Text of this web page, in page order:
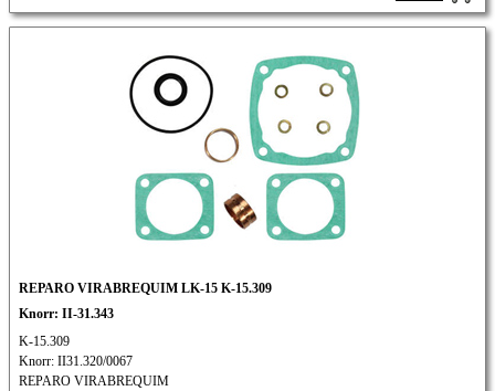
REPARO VIRABREQUIM LK-15 K-15.309
Knorr: II-31.343
K-15.309
Knorr: II31.320/0067
REPARO VIRABREQUIM